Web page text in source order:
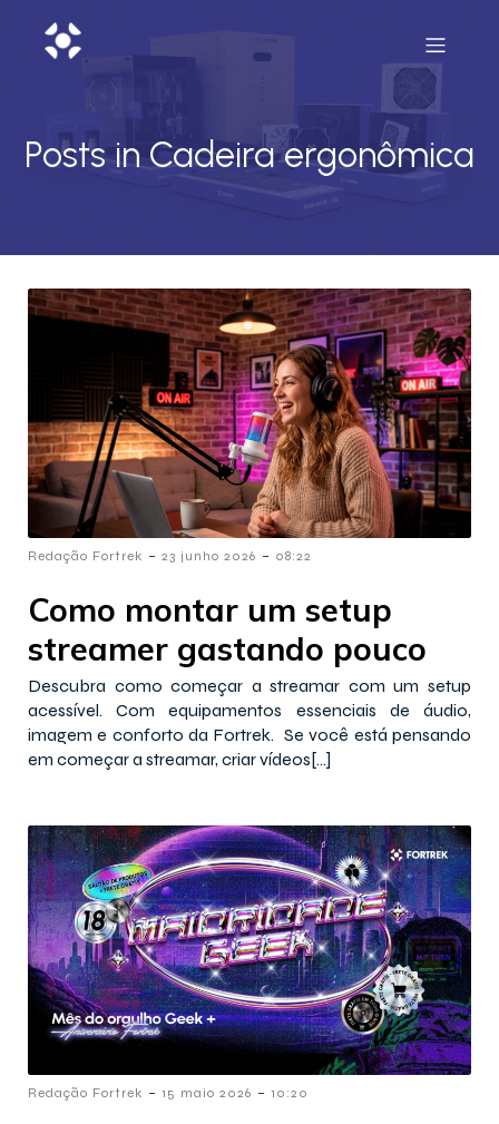
Posts in Cadeira ergonômica
Redação Fortrek - 23 junho 2026 - 08:22
Como montar um setup
streamer gastando pouco
Descubra como começar a streamar com um setup
acessível. Com equipamentos essenciais de áudio,
imagem e conforto da Fortrek. Se você está pensando
em começar a streamar, criar vídeos[…]
Redação Fortrek - 15 maio 2026 - 10:20